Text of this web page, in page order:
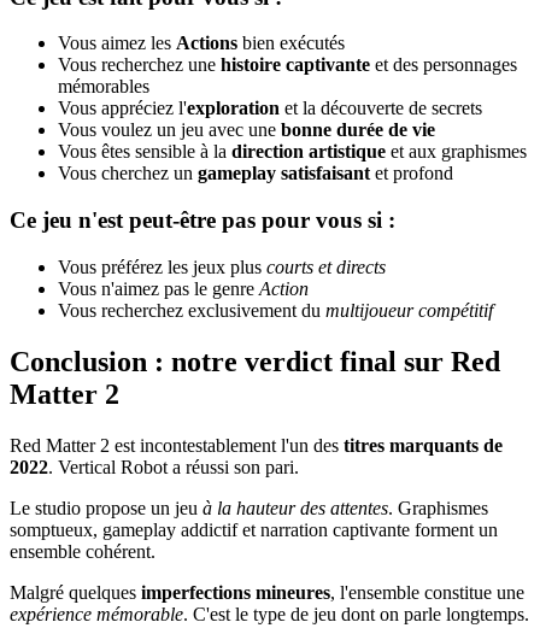
Vous aimez les Actions bien exécutés
Vous recherchez une histoire captivante et des personnages
mémorables
Vous appréciez l'exploration et la découverte de secrets
Vous voulez un jeu avec une bonne durée de vie
Vous êtes sensible à la direction artistique et aux graphismes
Vous cherchez un gameplay satisfaisant et profond
Ce jeu n'est peut-être pas pour vous si :
Vous préférez les jeux plus courts et directs
Vous n'aimez pas le genre Action
Vous recherchez exclusivement du multijoueur compétitif
Conclusion : notre verdict final sur Red
Matter 2
Red Matter 2 est incontestablement l'un des titres marquants de
2022. Vertical Robot a réussi son pari.
Le studio propose un jeu à la hauteur des attentes. Graphismes
somptueux, gameplay addictif et narration captivante forment un
ensemble cohérent.
Malgré quelques imperfections mineures, l'ensemble constitue une
expérience mémorable. C'est le type de jeu dont on parle longtemps.